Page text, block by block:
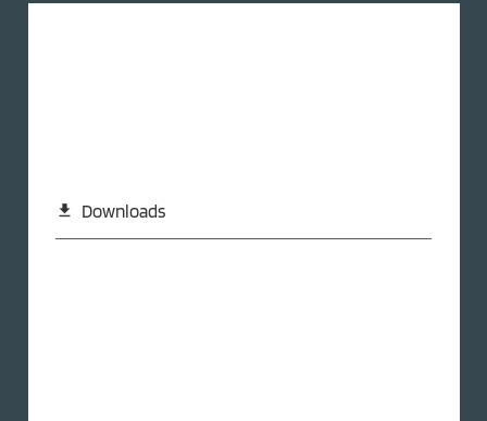
download Downloads